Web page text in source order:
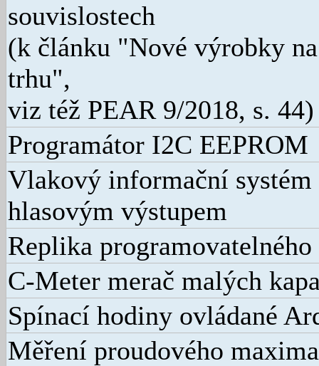
souvislostech
(k článku "Nové výrobky
trhu",
viz též PEAR 9/2018, s. 44)
Programátor I2C EEPROM
Vlakový informační systém
hlasovým výstupem
Replika
C-Meter merač malých
Spínací hodiny ovládané
Měření proudového